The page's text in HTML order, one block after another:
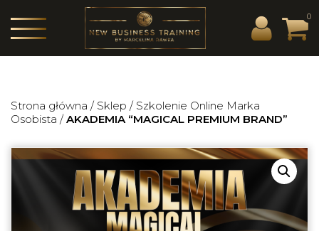
0
Strona główna / Sklep / Szkolenie Online Marka
Osobista /AKADEMIA “MAGICAL PREMIUM BRAND”